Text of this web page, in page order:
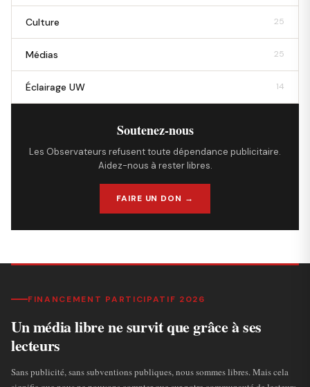
Culture 25
Médias 25
Éclairage UW 14
Soutenez-nous
Les Observateurs refusent toute dépendance publicitaire.
Aidez-nous à rester libres.
FAIRE UN DON →
FINANCEMENT PARTICIPATIF 2026
Un média libre ne survit que grâce à ses
lecteurs
Sans publicité, sans subventions publiques, nous sommes libres. Mais cela